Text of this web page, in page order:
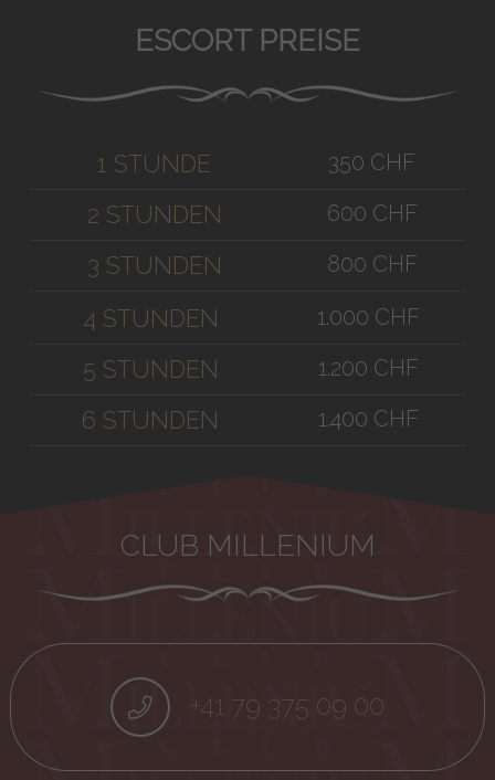
ESCORT PREISE
1 STUNDE 350 CHF
2 STUNDEN 600 CHF
3 STUNDEN 800 CHF
4 STUNDEN 1.000 CHF
5 STUNDEN 1.200 CHF
6 STUNDEN 1.400 CHF
CLUB MILLENIUM
+41 79 375 09 00